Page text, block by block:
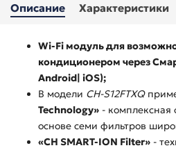
Описание Характеристики
Wi-Fi модуль для
кондиционером через
Android| iOS);
В модели CH-S12FTXQ
Technology» - комплексная
основе семи фильтров
«CH SMART-ION Filter» -